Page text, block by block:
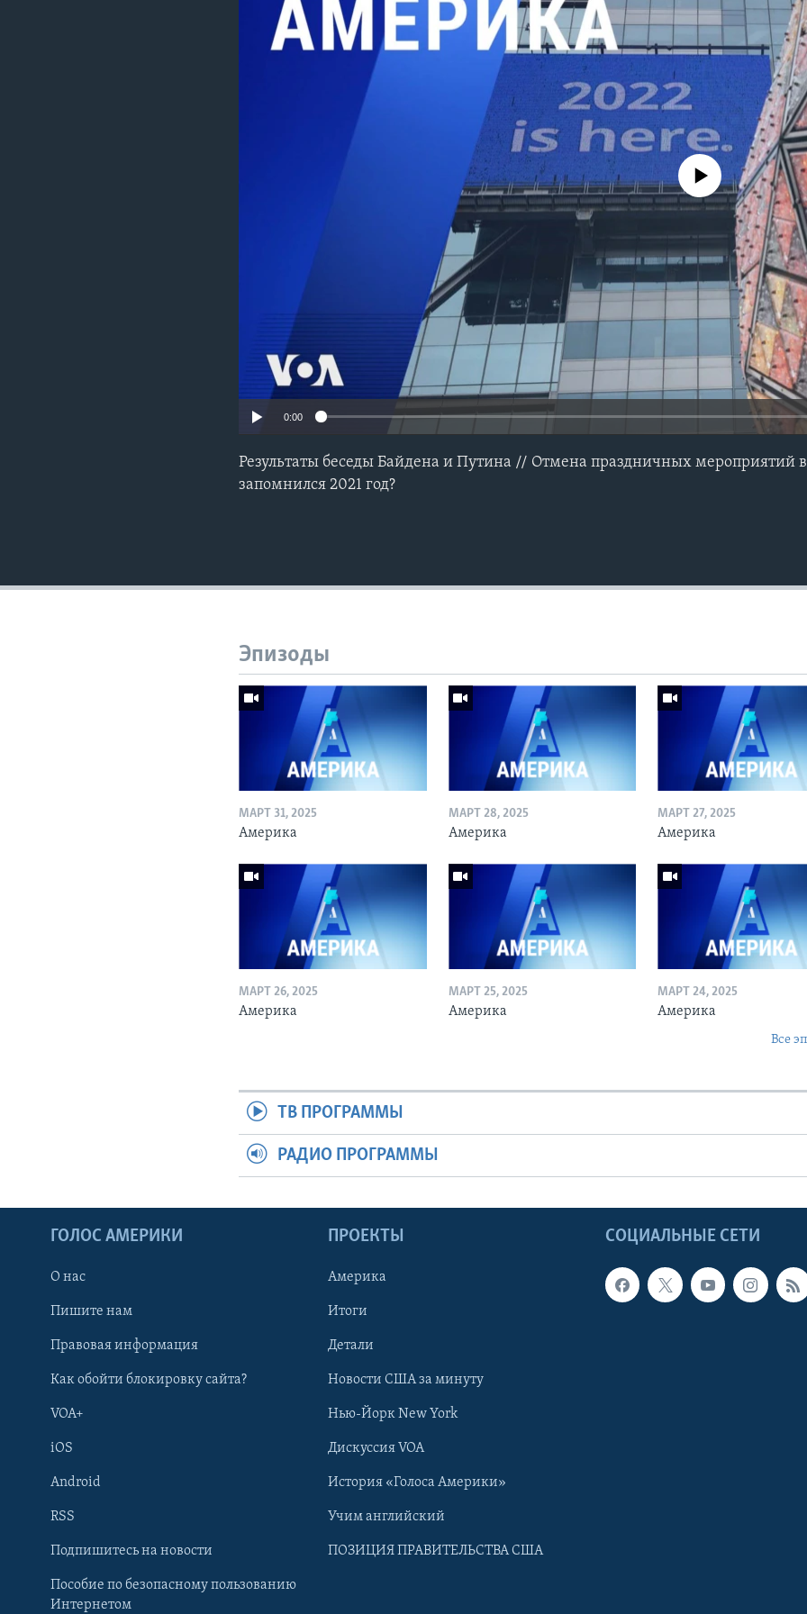
Learning English
No media source currently
0:00
Результаты беседы Байдена и Путина // Отмена праздничных
запомнился 2021 год?
Эпизоды
МАРТ 31, 2025
Америка
МАРТ 28, 2025
Америка
МАРТ 27, 2025
Америка
МАРТ 26, 2025
Америка
МАРТ 25, 2025
Америка
МАРТ 24, 2025
Америка
Все
ТВ ПРОГРАММЫ
РАДИО ПРОГРАММЫ
СОЦИАЛЬНЫЕ СЕТИ
ГОЛОС АМЕРИКИ
О нас
Пишите нам
Правовая информация
Как обойти блокировку сайта?
VOA+
iOS
Android
RSS
Подпишитесь на новости
Пособие по безопасному пользованию
Интернетом
ПРОЕКТЫ
Америка
Итоги
Детали
Новости США за минуту
Нью-Йорк New York
Дискуссия VOA
История «Голоса Америки»
Учим английский
ПОЗИЦИЯ ПРАВИТЕЛЬСТВА США